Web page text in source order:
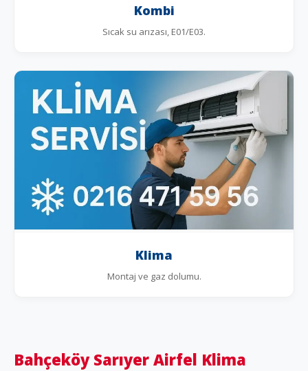
Kombi
Sıcak su arızası, E01/E03.
Klima
Montaj ve gaz dolumu.
Bahçeköy Sarıyer Airfel Klima